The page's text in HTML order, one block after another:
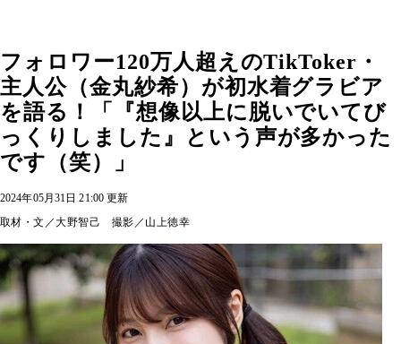
フォロワー120万人超えのTikToker・
主人公（金丸紗希）が初水着グラビア
を語る！「『想像以上に脱いでいてび
っくりしました』という声が多かった
です（笑）」
2024年05月31日 21:00 更新
取材・文／大野智己 撮影／山上徳幸